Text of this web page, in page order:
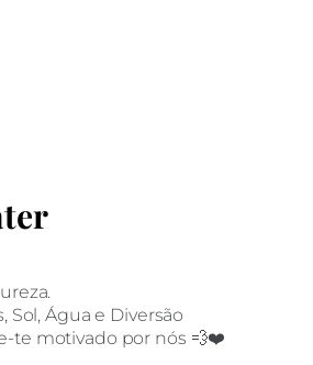
Sol, Água e Diversão
te motivado por nós 💨❤️